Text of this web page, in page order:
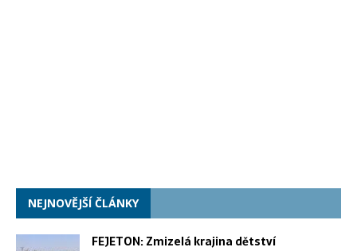
NEJNOVĚJŠÍ ČLÁNKY
FEJETON: Zmizelá krajina dětství